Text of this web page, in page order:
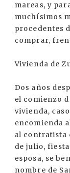
mareas, y
muchísimos
procedentes
comprar,
Vivienda de
Dos años
el comienzo
vivienda,
encomienda
al contratista
de julio,
esposa, se
nombre de